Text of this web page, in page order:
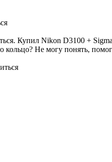
Купил Nikon D3100 +
кольцо? Не могу понять,